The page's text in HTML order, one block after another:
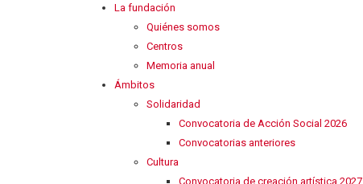
La fundación
Quiénes somos
Centros
Memoria anual
Ámbitos
Solidaridad
Convocatoria de Acción Social 2026
Convocatorias anteriores
Cultura
Convocatoria de creación artística 2027